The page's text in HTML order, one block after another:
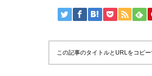
この記事のタイトルとURLをコピー